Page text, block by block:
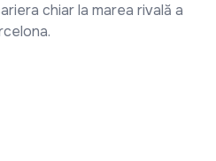
chiar la marea rivală a